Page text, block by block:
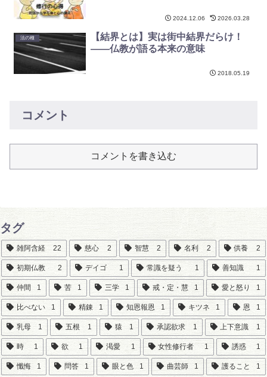
2024.12.06 2026.03.28
法の種
【結界とは】実は街中結界だらけ！
——仏教が語る本来の意味
2018.05.19
コメント
コメントを書き込む
タグ
雑阿含経 22 慈心 2 智慧 2 名利 2 供養 2
初期仏教 2 デイゴ 1 常識を疑う 1 善知識 1
仲間 1 苦 1 三学 1 戒・定・慧 1 愛と怒り 1
比べない 1 精錬 1 知恩報恩 1 キツネ 1 恩 1
乳母 1 五根 1 猿 1 承認欲求 1 上下意識 1
時 1 欲 1 渇愛 1 女性修行者 1 誘惑 1
懺悔 1 問答 1 眼と色 1 曲芸師 1 護ること 1